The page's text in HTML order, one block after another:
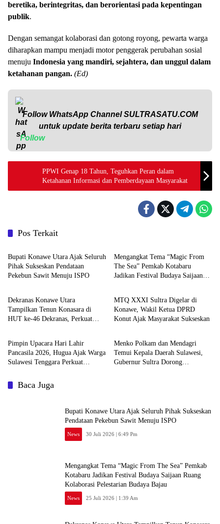
beretika, berintegritas, dan berorientasi pada kepentingan
publik.
Dengan semangat kolaborasi dan gotong royong, pewarta warga
diharapkan mampu menjadi motor penggerak perubahan sosial
menuju Indonesia yang mandiri, sejahtera, dan unggul dalam
ketahanan pangan. (Ed)
Follow WhatsApp ChannelSULTRASATU.COM
untuk update berita terbaru setiap hari
Follow
PPWI Genap 18 Tahun, Teguhkan Peran dalam
Ketahanan Informasi dan Pemberdayaan Masyarakat
Pos Terkait
News
Bupati Konawe Utara Ajak Seluruh
Pihak Sukseskan Pendataan
Pekebun Sawit Menuju ISPO
Mengangkat Tema “Magic From
The Sea” Pemkab Kotabaru
Jadikan Festival Budaya Saijaan
News
Dekranas Konawe Utara
Tampilkan Tenun Konasara di
HUT ke-46 Dekranas, Perkuat
News
MTQ XXXI Sultra Digelar di
Konawe, Wakil Ketua DPRD
Konut Ajak Masyarakat Sukseskan
Daerah
Pimpin Upacara Hari Lahir
Pancasila 2026, Hugua Ajak Warga
Sulawesi Tenggara Perkuat
Daerah
Menko Polkam dan Mendagri
Temui Kepala Daerah Sulawesi,
Gubernur Sultra Dorong
Baca Juga
Bupati Konawe Utara Ajak Seluruh Pihak Sukseskan
Pendataan Pekebun Sawit Menuju ISPO
News 30 Juli 2026 | 6:49 Pm
Mengangkat Tema “Magic From The Sea” Pemkab
Kotabaru Jadikan Festival Budaya Saijaan Ruang
Kolaborasi Pelestarian Budaya Bajau
News 25 Juli 2026 | 1:39 Am